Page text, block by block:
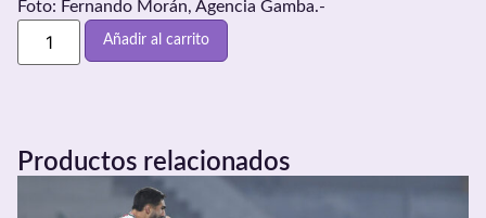
Foto: Fernando Morán, Agencia Gamba.-
Añadir al carrito
Productos relacionados